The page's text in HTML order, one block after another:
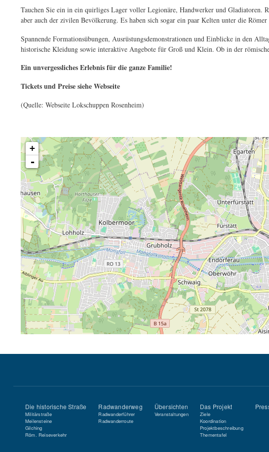
Tauchen Sie ein in ein quirliges Lager voller Legionäre, Handwerker und Gladiatoren.
aber auch der zivilen Bevölkerung. Es haben sich sogar ein paar Kelten unter die
Spannende Formationsübungen, Ausrüstungsdemonstrationen und Einblicke in den
historische Kleidung sowie interaktive Angebote für Groß und Klein. Ob in der
Ein unvergessliches Erlebnis für die ganze Familie!
Tickets und Preise siehe Webseite
(Quelle: Webseite Lokschuppen Rosenheim)
+
-
Die historische Straße
Militärstraße
Meilensteine
Gilching
Röm. Reiseverkehr
Radwanderweg
Radwanderführer
Radwanderroute
Übersichten
Veranstaltungen
Das Projekt
Ziele
Koordination
Projektbeschreibung
Thementafel